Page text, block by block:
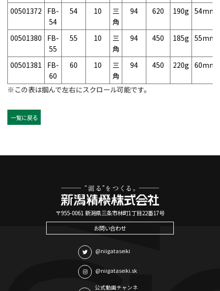
00501372
FB-
54
54 10
三
角
94 620 190g 54mm
00501380
FB-
55
55 10
三
角
94 450 185g 55mm
00501381
FB-
60
60 10
三
角
94 450 220g 60mm
※この表は掴んで左右にスクロール可能です。
一覧に戻る
〒955-0061 新潟県三条市林町1丁目22番17号
お問い合わせ
@niigataseiki
@niigataseiki.sk
公式動画チャンネ